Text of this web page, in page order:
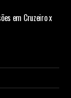
em Cruzeiro x